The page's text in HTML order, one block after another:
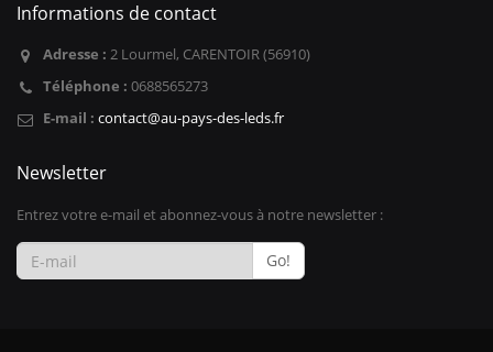
Informations de contact
Adresse : 2 Lourmel, CARENTOIR (56910)
Téléphone : 0688565273
E-mail : contact@au-pays-des-leds.fr
Newsletter
Entrez votre e-mail et abonnez-vous à notre newsletter :
Go!